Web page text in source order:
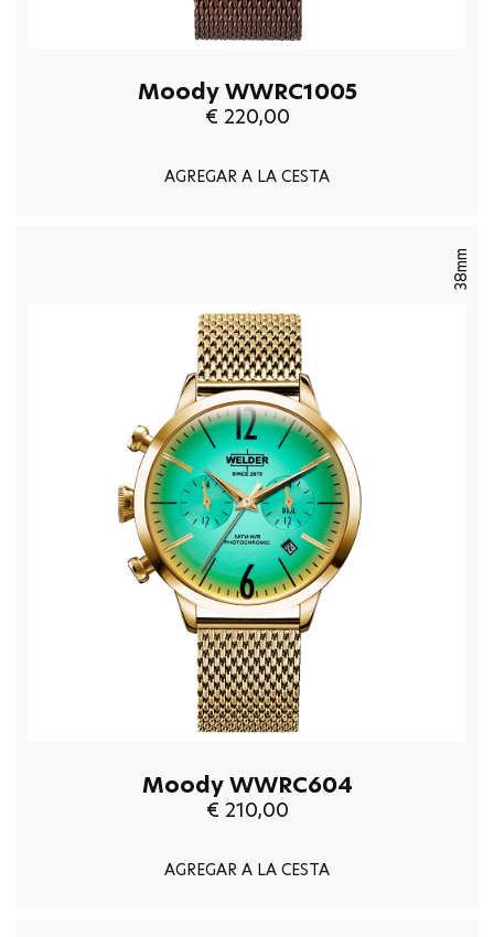
Moody WWRC1005
€ 220,00
AGREGAR A LA CESTA
38mm
Moody WWRC604
€ 210,00
AGREGAR A LA CESTA